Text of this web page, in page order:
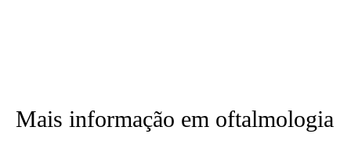
Mais informação em oftalmologia